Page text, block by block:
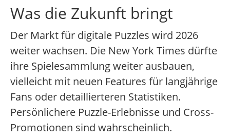
Was die Zukunft bringt
Der Markt für digitale Puzzles wird 2026
weiter wachsen. Die New York Times dürfte
ihre Spielesammlung weiter ausbauen,
vielleicht mit neuen Features für langjährige
Fans oder detaillierteren Statistiken.
Persönlichere Puzzle-Erlebnisse und Cross-
Promotionen sind wahrscheinlich.